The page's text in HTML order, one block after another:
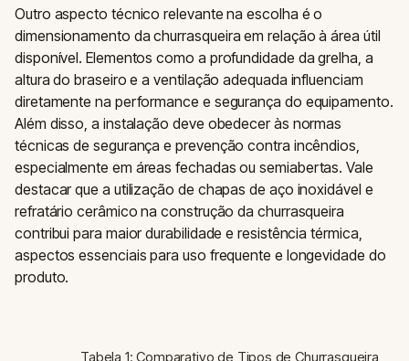
Outro aspecto técnico relevante na escolha é o
dimensionamento da churrasqueira em relação à área útil
disponível. Elementos como a profundidade da grelha, a
altura do braseiro e a ventilação adequada influenciam
diretamente na performance e segurança do equipamento.
Além disso, a instalação deve obedecer às normas
técnicas de segurança e prevenção contra incêndios,
especialmente em áreas fechadas ou semiabertas. Vale
destacar que a utilização de chapas de aço inoxidável e
refratário cerâmico na construção da churrasqueira
contribui para maior durabilidade e resistência térmica,
aspectos essenciais para uso frequente e longevidade do
produto.
Tabela 1: Comparativo de Tipos de Churrasqueira